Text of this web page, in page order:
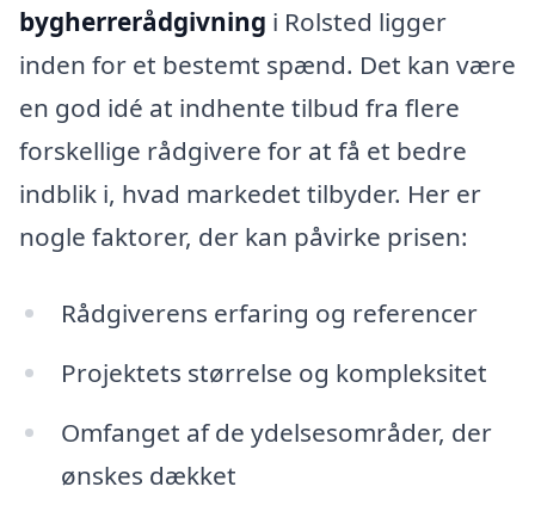
bygherrerådgivning i Rolsted ligger
inden for et bestemt spænd. Det kan være
en god idé at indhente tilbud fra flere
forskellige rådgivere for at få et bedre
indblik i, hvad markedet tilbyder. Her er
nogle faktorer, der kan påvirke prisen:
Rådgiverens erfaring og referencer
Projektets størrelse og kompleksitet
Omfanget af de ydelsesområder, der
ønskes dækket